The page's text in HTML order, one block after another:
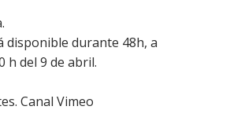
disponible durante 48h, a
h del 9 de abril.
Canal Vimeo